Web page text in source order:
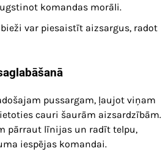
komandas morāli.
var piesaistīt aizsargus, radot
pussargam, ļaujot viņam
cauri šaurām aizsardzībām.
pārraut līnijas un radīt telpu,
iespējas komandai.